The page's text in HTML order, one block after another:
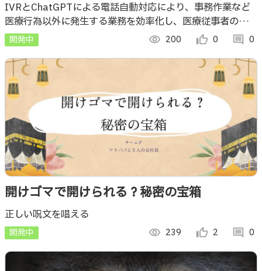
IVRとChatGPTによる電話自動対応により、事務作業など
医療行為以外に発生する業務を効率化し、医療従事者の負担
を減らす。
開発中 visibility 200 thumb_up_alt 0 comment 0
開けゴマで開けられる？秘密の宝箱
正しい呪文を唱える
開発中 visibility 239 thumb_up_alt 2 comment 0